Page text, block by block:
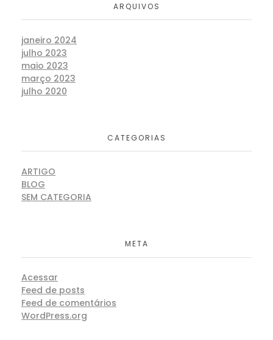
ARQUIVOS
janeiro 2024
julho 2023
maio 2023
março 2023
julho 2020
CATEGORIAS
ARTIGO
BLOG
SEM CATEGORIA
META
Acessar
Feed de posts
Feed de comentários
WordPress.org